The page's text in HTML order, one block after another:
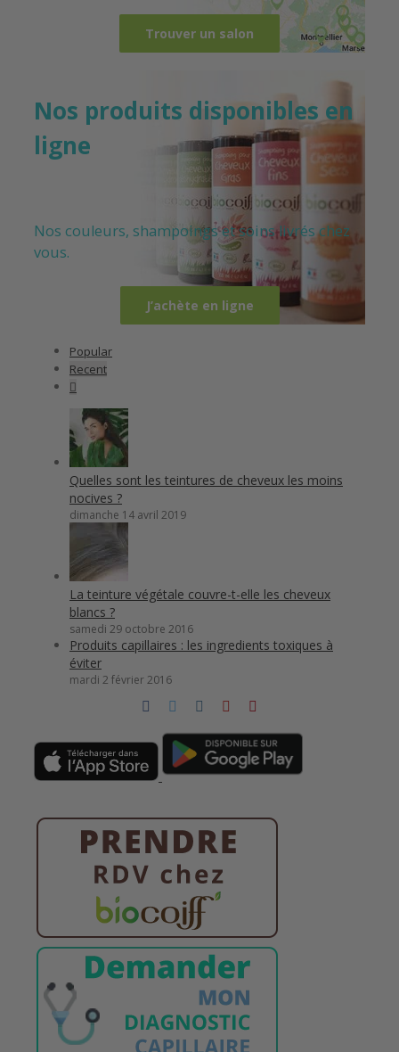
Trouver un salon
Nos produits disponibles en
ligne
Nos couleurs, shampoings et soins livrés chez
vous.
J’achète en ligne
Popular
Recent
Quelles sont les teintures de cheveux les moins
nocives ?
dimanche 14 avril 2019
La teinture végétale couvre-t-elle les cheveux
blancs ?
samedi 29 octobre 2016
Produits capillaires : les ingredients toxiques à
éviter
mardi 2 février 2016